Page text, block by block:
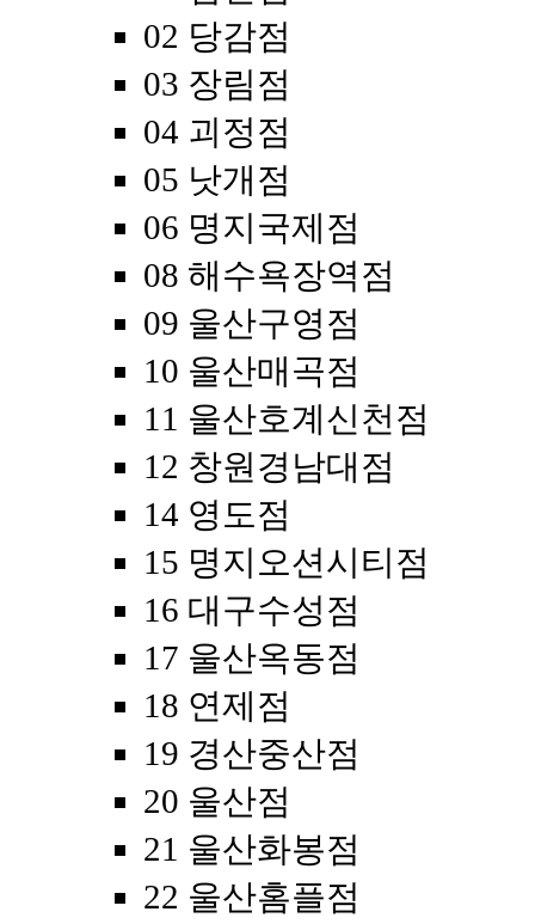
02 당감점
03 장림점
04 괴정점
05 낫개점
06 명지국제점
08 해수욕장역점
09 울산구영점
10 울산매곡점
11 울산호계신천점
12 창원경남대점
14 영도점
15 명지오션시티점
16 대구수성점
17 울산옥동점
18 연제점
19 경산중산점
20 울산점
21 울산화봉점
22 울산홈플점